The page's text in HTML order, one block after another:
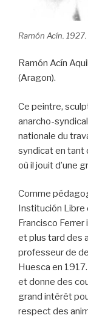
Ramón Acín. 1927.
Ramón Acín
(Aragon).
Ce peintre,
anarcho-
nationale du
syndicat en tant
où il jouit d’une
Comme
Institución Libre
Francisco Ferrer
et plus tard des
professeur de
Huesca en
et donne des
grand intérêt
respect des